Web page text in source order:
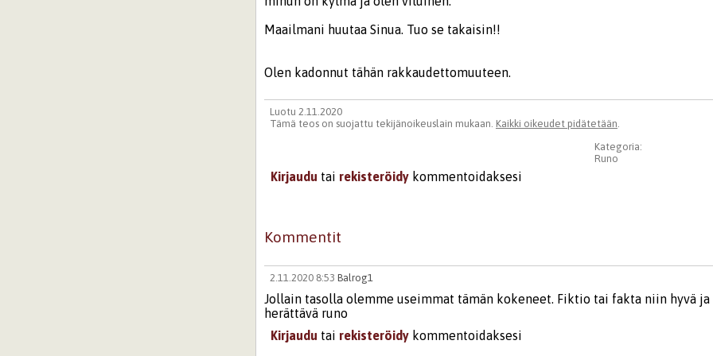
Maailmani huutaa Sinua. Tuo se takaisin!!
Olen kadonnut tähän rakkaudettomuuteen.
Luotu 2.11.2020
Tämä teos on suojattu tekijänoikeuslain mukaan. Kaikki oikeudet pidätetään.
Kategoria:
Runo
Kirjaudu tai rekisteröidy kommentoidaksesi
Kommentit
2.11.2020 8:53 Balrog1
Jollain tasolla olemme useimmat tämän kokeneet. Fiktio tai fakta niin hyvä ja
herättävä runo
Kirjaudu tai rekisteröidy kommentoidaksesi